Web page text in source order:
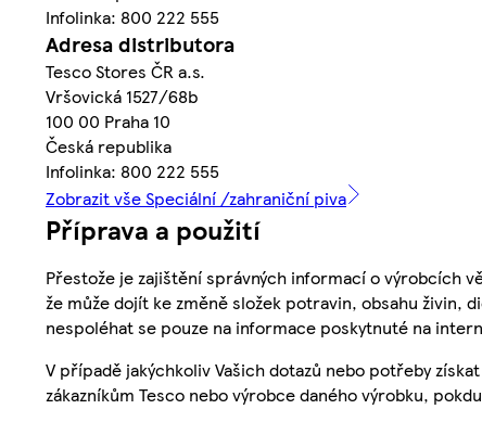
Infolinka: 800 222 555
Adresa distributora
Tesco Stores ČR a.s.
Vršovická 1527/68b
100 00 Praha 10
Česká republika
Infolinka: 800 222 555
Zobrazit vše Speciální /zahraniční piva
Příprava a použití
Přestože je zajištění správných informací o výrobcích
že může dojít ke změně složek potravin, obsahu živin,
nespoléhat se pouze na informace poskytnuté na
V případě jakýchkoliv Vašich dotazů nebo potřeby
zákazníkům Tesco nebo výrobce daného výrobku,